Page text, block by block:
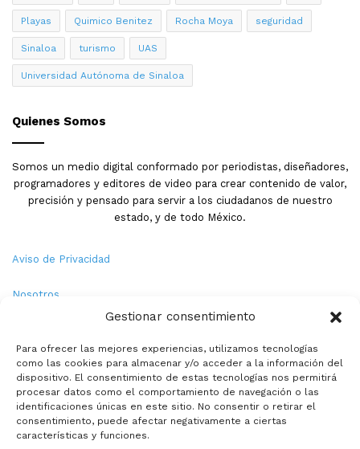
Gestionar consentimiento
Para ofrecer las mejores experiencias, utilizamos tecnologías
como las cookies para almacenar y/o acceder a la información del
dispositivo. El consentimiento de estas tecnologías nos permitirá
procesar datos como el comportamiento de navegación o las
identificaciones únicas en este sitio. No consentir o retirar el
consentimiento, puede afectar negativamente a ciertas
características y funciones.
Playas Quimico Benitez Rocha Moya seguridad
Sinaloa turismo UAS
Universidad Autónoma de Sinaloa
Quienes Somos
Somos un medio digital conformado por periodistas, diseñadores,
programadores y editores de video para crear contenido de valor,
precisión y pensado para servir a los ciudadanos de nuestro
estado, y de todo México.
Aviso de Privacidad
Nosotros
Política de Cookies
Contacto